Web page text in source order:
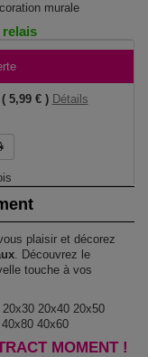
murale
( 5,99 € ) Détails
plaisir et décorez
. Découvrez le
touche à vos
20x40 20x50
40x60
MOMENT !